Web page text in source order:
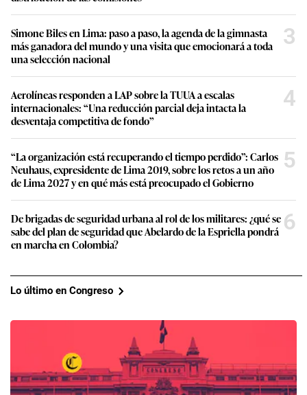
Simone Biles en Lima: paso a paso, la agenda de la gimnasta
más ganadora del mundo y una visita que emocionará a toda
una selección nacional
3
Aerolíneas responden a LAP sobre la TUUA a escalas
internacionales: “Una reducción parcial deja intacta la
desventaja competitiva de fondo”
4
“La organización está recuperando el tiempo perdido”: Carlos
Neuhaus, expresidente de Lima 2019, sobre los retos a un año
de Lima 2027 y en qué más está preocupado el Gobierno
5
De brigadas de seguridad urbana al rol de los militares: ¿qué se
sabe del plan de seguridad que Abelardo de la Espriella pondrá
en marcha en Colombia?
6
Lo último en Congreso